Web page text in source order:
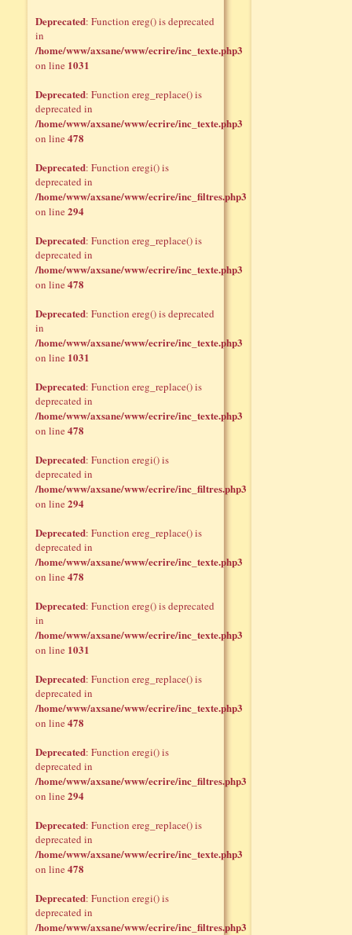
Deprecated: Function ereg() is deprecated
in
/home/www/axsane/www/ecrire/inc_texte.php3
on line 1031
Deprecated: Function ereg_replace() is
deprecated in
/home/www/axsane/www/ecrire/inc_texte.php3
on line478
Deprecated: Function eregi() is
deprecated in
/home/www/axsane/www/ecrire/inc_filtres.php3
on line294
Deprecated: Function ereg_replace() is
deprecated in
/home/www/axsane/www/ecrire/inc_texte.php3
on line478
Deprecated: Function ereg() is deprecated
in
/home/www/axsane/www/ecrire/inc_texte.php3
on line 1031
Deprecated: Function ereg_replace() is
deprecated in
/home/www/axsane/www/ecrire/inc_texte.php3
on line478
Deprecated: Function eregi() is
deprecated in
/home/www/axsane/www/ecrire/inc_filtres.php3
on line294
Deprecated: Function ereg_replace() is
deprecated in
/home/www/axsane/www/ecrire/inc_texte.php3
on line478
Deprecated: Function ereg() is deprecated
in
/home/www/axsane/www/ecrire/inc_texte.php3
on line 1031
Deprecated: Function ereg_replace() is
deprecated in
/home/www/axsane/www/ecrire/inc_texte.php3
on line478
Deprecated: Function eregi() is
deprecated in
/home/www/axsane/www/ecrire/inc_filtres.php3
on line294
Deprecated: Function ereg_replace() is
deprecated in
/home/www/axsane/www/ecrire/inc_texte.php3
on line478
Deprecated: Function eregi() is
deprecated in
/home/www/axsane/www/ecrire/inc_filtres.php3